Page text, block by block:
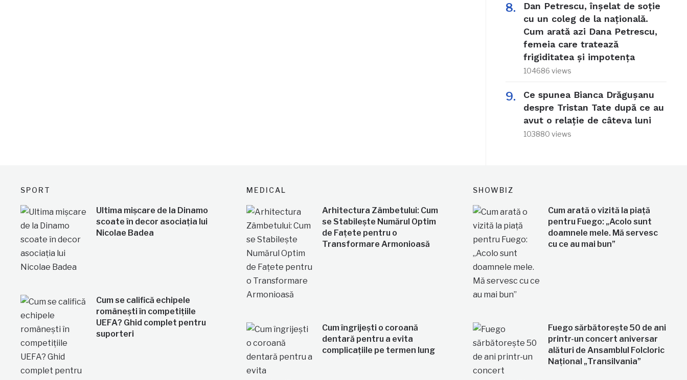
Dan Petrescu, înșelat de soție
cu un coleg de la națională.
Cum arată azi Dana Petrescu,
femeia care tratează
frigiditatea și impotența
104686 views
Ce spunea Bianca Drăgușanu
despre Tristan Tate după ce au
avut o relație de câteva luni
103880 views
SPORT
Ultima mișcare de la Dinamo
scoate în decor asociația lui
Nicolae Badea
Cum se califică echipele
românești în competițiile
UEFA? Ghid complet pentru
suporteri
MEDICAL
Arhitectura Zâmbetului: Cum
se Stabilește Numărul Optim
de Fațete pentru o
Transformare Armonioasă
Cum îngrijești o coroană
dentară pentru a evita
complicațiile pe termen lung
SHOWBIZ
Cum arată o vizită la piață
pentru Fuego: „Acolo sunt
doamnele mele. Mă servesc
cu ce au mai bun”
Fuego sărbătorește 50 de ani
printr-un concert aniversar
alături de Ansamblul Folcloric
Național „Transilvania”